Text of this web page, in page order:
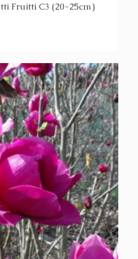
Fruitti C3 (20-25cm)